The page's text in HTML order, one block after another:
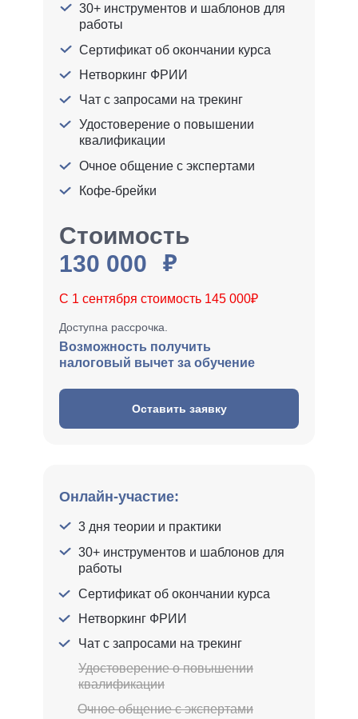
Стоимость
Доступна рассрочка.
Возможность получить
налоговый вычет за обучение
Оставить заявку
30+ инструментов и шаблонов для
работы
Сертификат об окончании курса
Нетворкинг ФРИИ
Чат с запросами на трекинг
Удостоверение о повышении
квалификации
Очное общение с экспертами
Кофе-брейки
С 1 сентября стоимость 145 000₽
3 дня теории и практики
30+ инструментов и шаблонов для
работы
Сертификат об окончании курса
Нетворкинг ФРИИ
Чат с запросами на трекинг
Онлайн-участие:
Удостоверение о повышении
квалификации
Очное общение с экспертами
130 000